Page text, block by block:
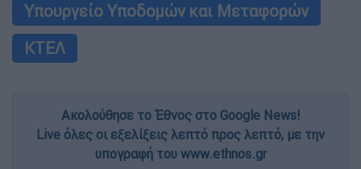
Υπουργείο Υποδομών και Μεταφορών
ΚΤΕΛ
Ακολούθησε το Έθνος στο Google News!
Live όλες οι εξελίξεις λεπτό προς λεπτό, με την
υπογραφή του www.ethnos.gr